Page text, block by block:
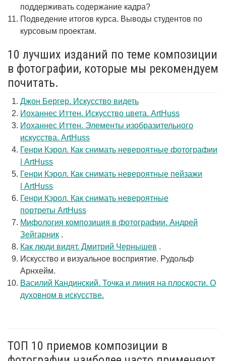
поддерживать содержание кадра?
Подведение итогов курса. Выводы студентов по
курсовым проектам.
10 лучших изданий по теме композиции
в фотографии, которые мы рекомендуем
почитать.
Джон Бергер. Искусство видеть
Иоханнес Иттен. Искусство цвета. ArtHuss
Иоханнес Иттен. Элементы изобразительного
искусства. ArtHuss
Генри Кэрол. Как снимать невероятные фотографии
| ArtHuss
Генри Кэрол. Как снимать невероятные пейзажи
| ArtHuss
Генри Кэрол. Как снимать невероятные
портреты ArtHuss
Мифология композиция в фотографии. Андрей
Зейгарник .
Как люди видят. Дмитрий Чернышев .
Искусство и визуальное восприятие. Рудольф
Арнхейм.
Василий Кандинский. Точка и линия на плоскости. О
духовном в искусстве.
ТОП 10 приемов композиции в